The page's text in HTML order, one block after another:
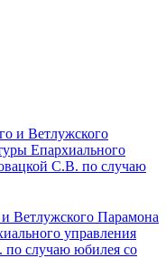
Ветлужского Парамона
управления
по случаю юбилея со